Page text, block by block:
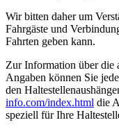
Wir bitten daher um
Fahrgäste und
Fahrten geben kann.
Zur Information über die
Angaben können Sie
den
info.com/index.html die
speziell für Ihre